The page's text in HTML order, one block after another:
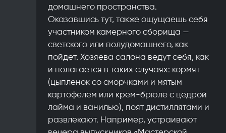
домашнего пространства.
Оказавшись тут, также ощущаешь себя
участником камерного сборища —
светского или полудомашнего, как
пойдет. Хозяева салона ведут себя, как
и полагается в таких случаях: кормят
(цыпленок со сморчками и мятым
картофелем или крем-брюле с цедрой
лайма и ванилью), поят дистиллятами и
развлекают. Например, устраивают